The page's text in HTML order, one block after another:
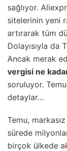
sağlıyor.
sitelerinin yeni
artırarak tüm
Dolayısıyla da
Ancak merak
vergisi ne
soruluyor.
detaylar…
Temu,
sürede
birçok ülkede